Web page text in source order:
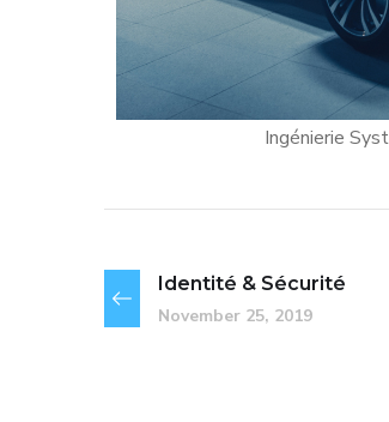
Design &
Identité & Sécurité
November 25, 2019